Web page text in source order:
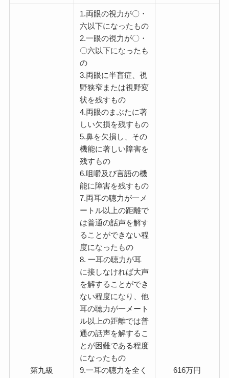
第九級
1.両眼の視力が〇・
六以下になったもの
2.一眼の視力が〇・
〇六以下になったも
の
3.両眼に半盲症、視
野狭窄または視野変
状を残すもの
4.両眼のまぶたに著
しい欠損を残すもの
5.鼻を欠損し、その
機能に著しい障害を
残すもの
6.咀嚼及び言語の機
能に障害を残すもの
7.両耳の聴力が一メ
ートル以上の距離で
は普通の話声を解す
ることができない程
度になったもの
8. 一耳の聴力が耳
に接しなければ大声
を解することができ
ない程度になり、他
耳の聴力が一メート
ル以上の距離では普
通の話声を解するこ
とが困難である程度
になったもの
9.一耳の聴力を全く
616万円